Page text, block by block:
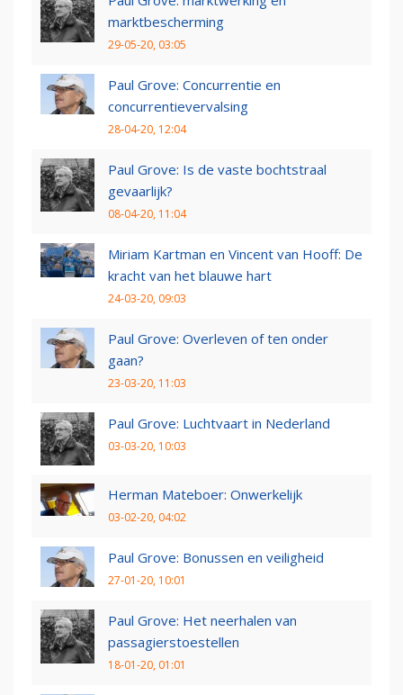
marktbescherming
29-05-20, 03:05
Paul Grove: Concurrentie en
concurrentievervalsing
28-04-20, 12:04
Paul Grove: Is de vaste bochtstraal
gevaarlijk?
08-04-20, 11:04
Miriam Kartman en Vincent van Hooff: De
kracht van het blauwe hart
24-03-20, 09:03
Paul Grove: Overleven of ten onder
gaan?
23-03-20, 11:03
Paul Grove: Luchtvaart in Nederland
03-03-20, 10:03
Herman Mateboer: Onwerkelijk
03-02-20, 04:02
Paul Grove: Bonussen en veiligheid
27-01-20, 10:01
Paul Grove: Het neerhalen van
passagierstoestellen
18-01-20, 01:01